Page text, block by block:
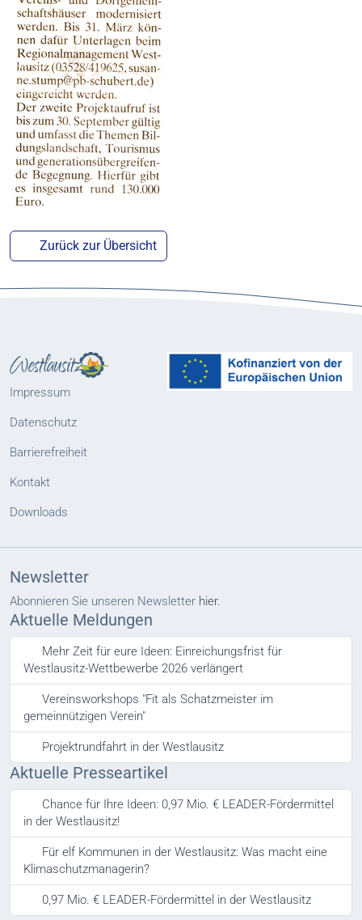
Zurück zur Übersicht
Impressum
Datenschutz
Barrierefreiheit
Kontakt
Downloads
Newsletter
Abonnieren Sie unseren Newsletter hier.
Aktuelle Meldungen
Mehr Zeit für eure Ideen: Einreichungsfrist für
Westlausitz-Wettbewerbe 2026 verlängert
Vereinsworkshops "Fit als Schatzmeister im
gemeinnützigen Verein"
Projektrundfahrt in der Westlausitz
Aktuelle Presseartikel
Chance für Ihre Ideen: 0,97 Mio. € LEADER-Fördermittel
in der Westlausitz!
Für elf Kommunen in der Westlausitz: Was macht eine
Klimaschutzmanagerin?
0,97 Mio. € LEADER-Fördermittel in der Westlausitz